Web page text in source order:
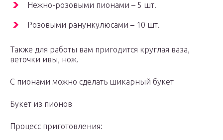
Нежно-розовыми пионами – 5 шт.
Розовыми ранункулюсами – 10 шт.
Также для работы вам пригодится круглая ваза,
веточки ивы, нож.
С пионами можно сделать шикарный букет
Букет из пионов
Процесс приготовления: